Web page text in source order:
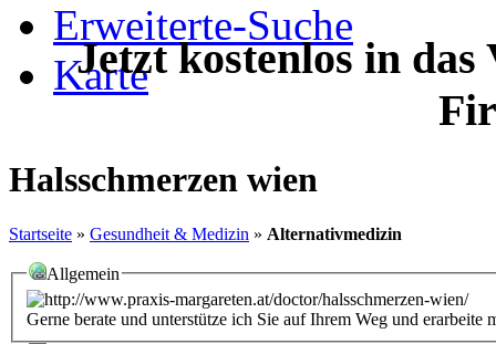
Erweiterte-Suche
Karte
Jetzt kostenlos in
Halsschmerzen wien
Startseite » Gesundheit & Medizin » Alternativmedizin
Allgemein
Gerne berate und unterstütze ich Sie auf Ihrem Weg und